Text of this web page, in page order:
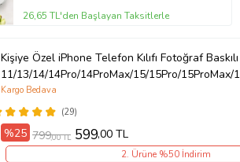
26,65 TL'den Başlayan Taksitlerle
Kişiye Özel iPhone Telefon Kılıfı Fotoğraf Baskılı
11/13/14/14Pro/14ProMax/15/15Pro/
(29)
Kargo Bedava
%25 799,00 TL 599,00 TL
2. Ürüne %50 İndirim